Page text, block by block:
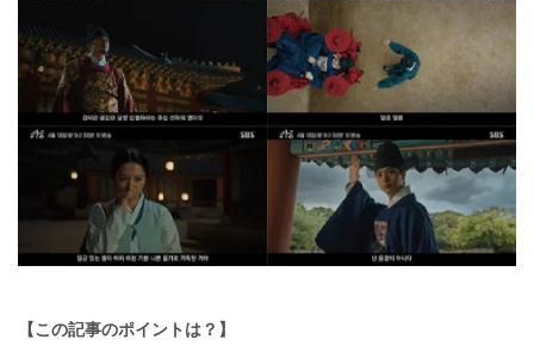
【この記事のポイントは？】